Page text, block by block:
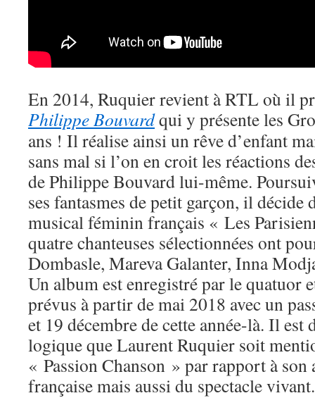
En 2014, Ruquier revient à RTL où il
Philippe Bouvardqui y présente les
ans ! Il réalise ainsi un rêve d’enfant
sans mal si l’on en croit les réactions
de Philippe Bouvard lui-même.
ses fantasmes de petit garçon, il
musical féminin français « Les
quatre chanteuses sélectionnées ont
Dombasle, Mareva Galanter, Inna
Un album est enregistré par le quatuor
prévus à partir de mai 2018 avec un
et 19 décembre de cette année-là. Il est
logique que Laurent Ruquier soit
« Passion Chanson » par rapport à son
française mais aussi du spectacle vivant.